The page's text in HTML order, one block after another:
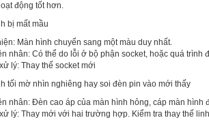
động tốt hơn.
bị mất mầu
Màn hình chuyển sang một màu duy nhất.
nhân: Có thể do lỗi ở bộ phận socket, hoặc quá
lý: Thay thế socket mới
tối mờ nhìn nghiêng hay soi đèn pin vào mới thấy
nhân: Đèn cao áp của màn hình hỏng, cáp màn
lý: Thay mới với hai trường hợp. Kiểm tra thay thế